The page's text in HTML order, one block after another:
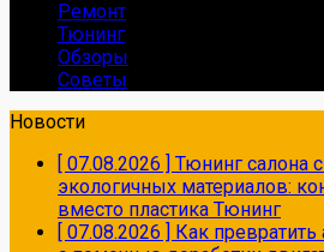
Ремонт
Тюнинг
Обзоры
Советы
Новости
[ 07.08.2026 ] Тюнинг салона
экологичных материалов:
вместо пластика Тюнинг
[ 07.08.2026 ] Как